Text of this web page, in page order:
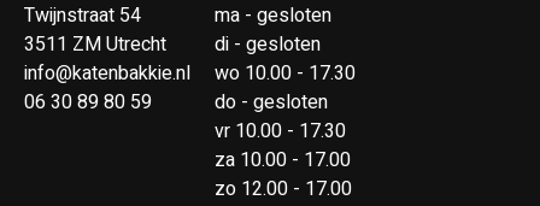
Twijnstraat 54
3511 ZM Utrecht
info@katenbakkie.nl
06 30 89 80 59
ma - gesloten
di - gesloten
wo 10.00 - 17.30
do - gesloten
vr 10.00 - 17.30
za 10.00 - 17.00
zo 12.00 - 17.00